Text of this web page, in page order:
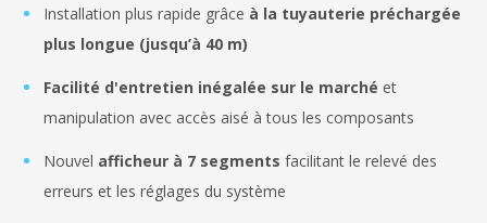
Installation plus rapide grâce à la tuyauterie préchargée
plus longue (jusqu’à 40 m)
Facilité d'entretien inégalée sur le marché et
manipulation avec accès aisé à tous les composants
Nouvel afficheur à 7 segments facilitant le relevé des
erreurs et les réglages du système